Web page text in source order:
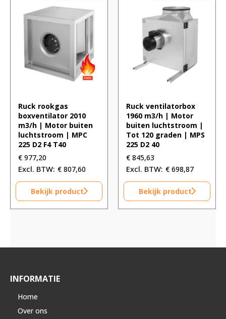
Ruck rookgas
boxventilator 2010
m3/h | Motor buiten
luchtstroom | MPC
225 D2 F4 T40
€ 977,20
€ 807,60
Bekijk product
Ruck ventilatorbox
1960 m3/h | Motor
buiten luchtstroom |
Tot 120 graden | MPS
225 D2 40
€ 845,63
€ 698,87
Bekijk product
INFORMATIE
Home
Over ons